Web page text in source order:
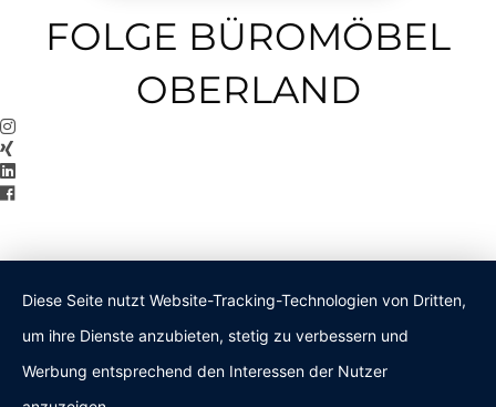
FOLGE BÜROMÖBEL
OBERLAND
Diese Seite nutzt Website-Tracking-Technologien von Dritten,
um ihre Dienste anzubieten, stetig zu verbessern und
Werbung entsprechend den Interessen der Nutzer